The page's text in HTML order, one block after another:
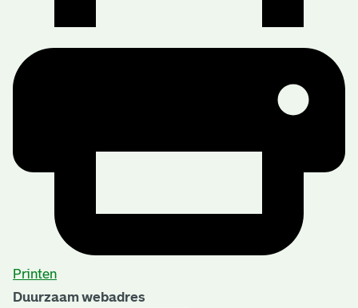
Printen
Duurzaam webadres